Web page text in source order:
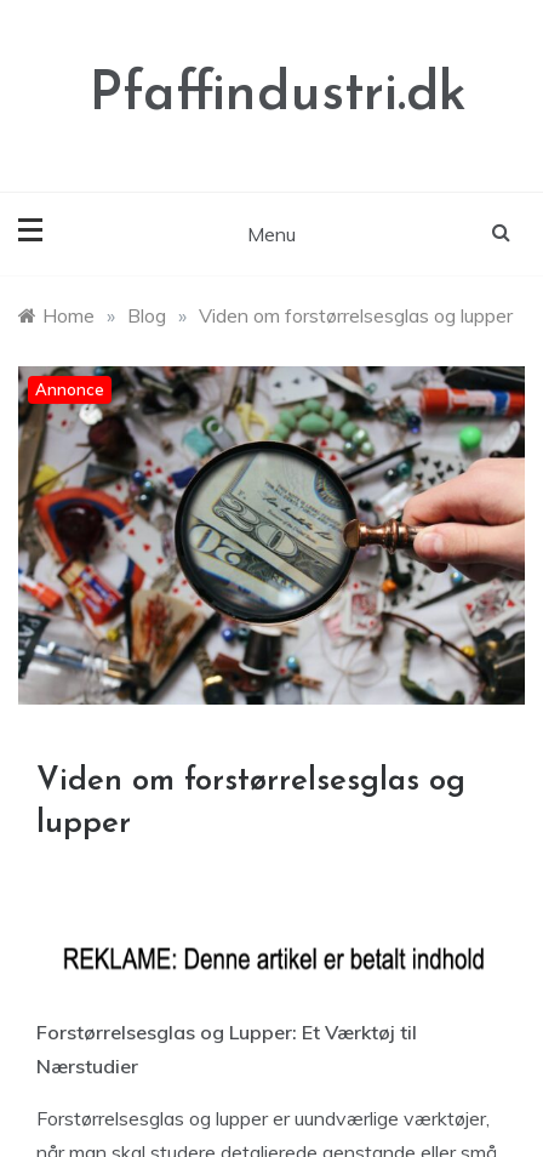
Pfaffindustri.dk
Menu
Home » Blog » Viden om forstørrelsesglas og lupper
Annonce
Viden om forstørrelsesglas og
lupper
Forstørrelsesglas og Lupper: Et Værktøj til
Nærstudier
Forstørrelsesglas og lupper er uundværlige værktøjer,
når man skal studere detaljerede genstande eller små